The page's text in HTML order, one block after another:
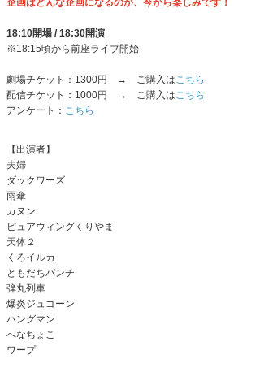
企画はどんな企画になるのか、今から楽しみです！
18:10開場 / 18:30開演
※18:15頃から前座ライブ開始
劇場チケット：1300円 → ご購入はこちら
配信チケット：1000円 → ご購入はこちら
アンケート： こちら
【出演者】
夫婦
ダックワーズ
雨傘
カヌン
ピュアウィングくりやま
天体２
くろイルカ
ともだちパンチ
弾丸列車
爆炎ジュゴーン
ハングマン
へなちょこ
ワープ